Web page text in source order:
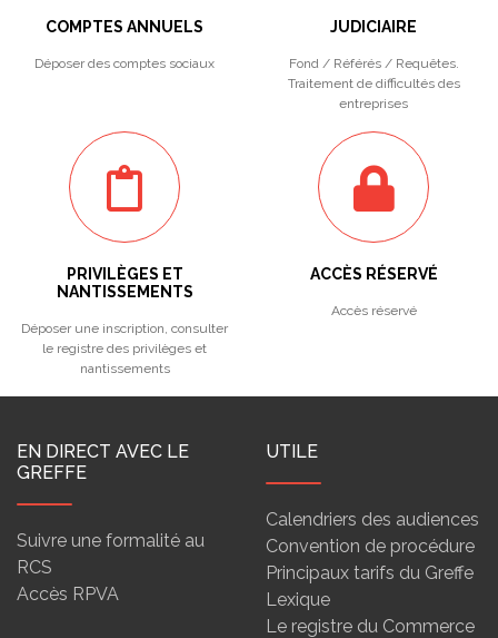
COMPTES ANNUELS
Déposer des comptes sociaux
JUDICIAIRE
Fond / Référés / Requêtes.
Traitement de difficultés des
entreprises
PRIVILÈGES ET
NANTISSEMENTS
Déposer une inscription, consulter
le registre des privilèges et
nantissements
ACCÈS RÉSERVÉ
Accès réservé
EN DIRECT AVEC LE
GREFFE
Suivre une formalité au
RCS
Accès RPVA
UTILE
Calendriers des audiences
Convention de procédure
Principaux tarifs du Greffe
Lexique
Le registre du Commerce